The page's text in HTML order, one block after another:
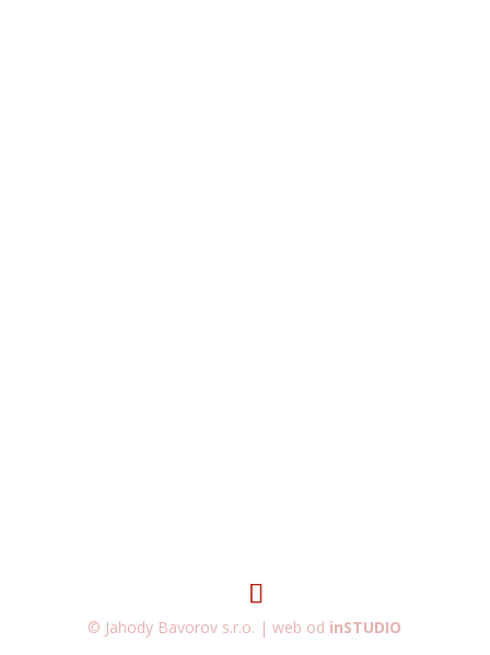
© Jahody Bavorov s.r.o. | web od inSTUDIO